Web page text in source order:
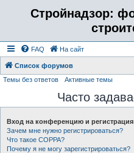
Стройнадзор:
FAQ На сайт
Список форумов
Темы без ответов Активные темы
Часто
Вход на конференцию и регистрация
Зачем мне нужно регистрироваться?
Что такое COPPA?
Почему я не могу зарегистрироваться?